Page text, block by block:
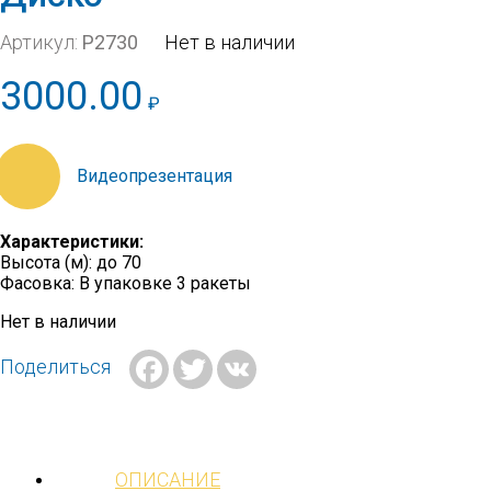
Артикул: Р2730 Нет в наличии
3000.00 ₽
youtu.be/vWUdPOjpbb8
Характеристики:
Высота (м): до 70
Фасовка: В упаковке 3 ракеты
Нет в наличии
Поделиться Facebook
Twitter
ОПИСАНИЕ